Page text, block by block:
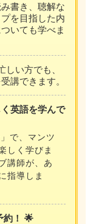
書き、聴解な
を目指した内
いても学べま
しい方でも、
講できます。
英語を学んで
で、マンツ
しく学びま
講師が、あ
指導しま
約！ 🌟